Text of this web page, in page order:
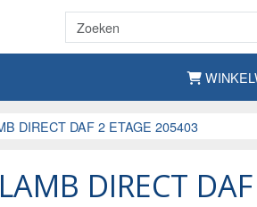
DIRECT DAF 2 ETAGE 205403
DIRECT